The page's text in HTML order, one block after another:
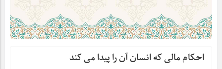
احکام مالی که انسان آن را پیدا می کند